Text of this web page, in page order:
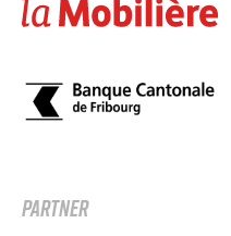
PARTNER